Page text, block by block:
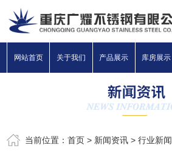
网站首页 关于我们 产品展示 库房展示
当前位置：首页 > 新闻资讯 >行业新闻